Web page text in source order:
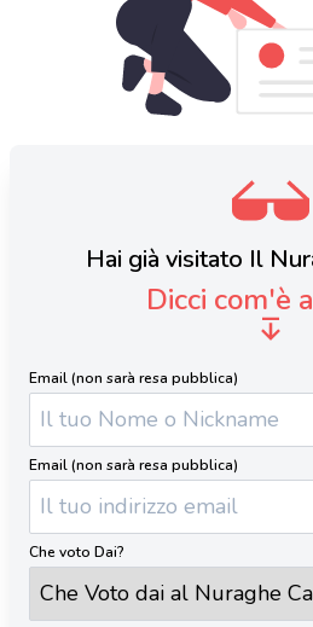
Hai già visitato Il
Dicci com'è
Email (non sarà resa pubblica)
Email (non sarà resa pubblica)
Che voto Dai?